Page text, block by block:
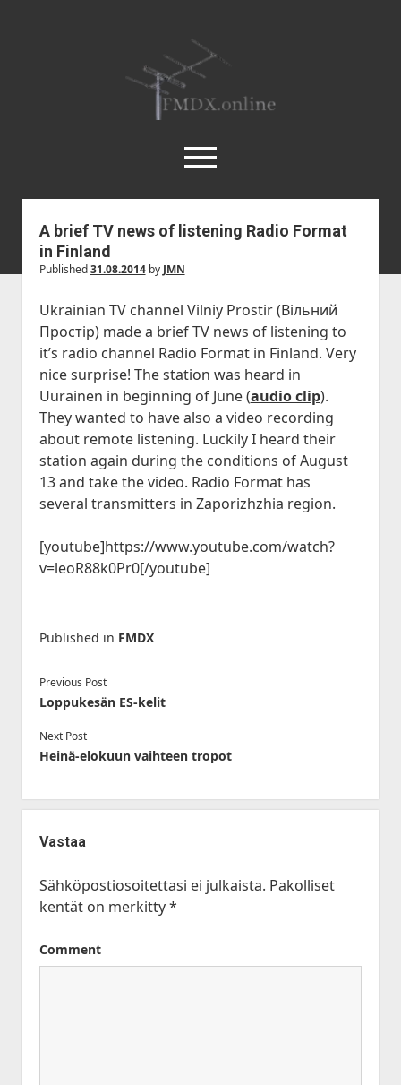
FMDX.online
open
twitterfacebookinstagramjanne@heinikangas.info
discordwhatsapp
Kausikatsaukset
open
dropdown
menu
Kesä 2018
Kesä 2017
Kesä 2016
Kesä 2015
Kesä 2014
Kesä 2014 Pohjois-Suomi
Kesä 2013
Kesä 2012
Kesä 2011
Kaudet 2009 – 2000
Kesä 2005
Artikkelit
open
dropdown
menu
Körner 19.3 by Ismo Kauppi
Historia
Kesällä Korkeilla Laineilla
Tilastot
open
dropdown
menu
JVA DX-Sivu: LA 2017-2020
JVA DX-sivu: NA Etelä
Lokit
open
dropdown
menu
Vadelmakuja FM (last 365 days)
Bandscan Jyväskylä 2006-2025
Bandscan Heikkilänperä (JJH)
NDB Logs by JJH
Dacha AM (all time)
Kilpailut
open
dropdown
menu
Radioaktiivisten Liiga
QSL-Kilpailu 2021
Foorumi
Ota Yhteyttä
A brief TV news of listening Radio Format
in Finland
Published31.08.2014by JMN
Ukrainian TV channel Vilniy Prostir (Вільний
Простір) made a brief TV news of listening to
it’s radio channel Radio Format in Finland. Very
nice surprise! The station was heard in
Uurainen in beginning of June (audio clip).
They wanted to have also a video recording
about remote listening. Luckily I heard their
station again during the conditions of August
13 and take the video. Radio Format has
several transmitters in Zaporizhzhia region.
[youtube]https://www.youtube.com/watch?
v=leoR88k0Pr0[/youtube]
Published in FMDX
Previous Post
Loppukesän ES-kelit
Next Post
Heinä-elokuun vaihteen tropot
Vastaa
Sähköpostiosoitettasi ei julkaista. Pakolliset
kentät on merkitty*
Comment